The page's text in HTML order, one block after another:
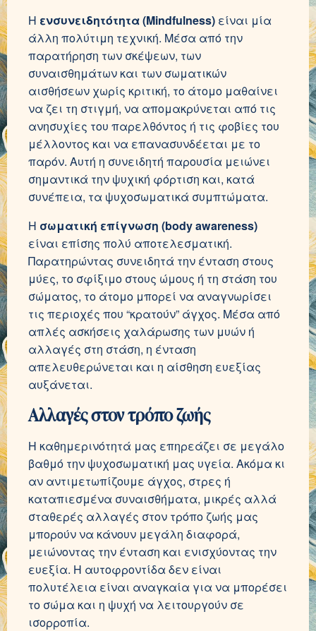
Η ενσυνειδητότητα (Mindfulness) είναι μία
άλλη πολύτιμη τεχνική. Μέσα από την
παρατήρηση των σκέψεων, των
συναισθημάτων και των σωματικών
αισθήσεων χωρίς κριτική, το άτομο μαθαίνει
να ζει τη στιγμή, να απομακρύνεται από τις
ανησυχίες του παρελθόντος ή τις φοβίες του
μέλλοντος και να επανασυνδέεται με το
παρόν. Αυτή η συνειδητή παρουσία μειώνει
σημαντικά την ψυχική φόρτιση και, κατά
συνέπεια, τα ψυχοσωματικά συμπτώματα.
Η σωματική επίγνωση (body awareness)
είναι επίσης πολύ αποτελεσματική.
Παρατηρώντας συνειδητά την ένταση στους
μύες, το σφίξιμο στους ώμους ή τη στάση του
σώματος, το άτομο μπορεί να αναγνωρίσει
τις περιοχές που “κρατούν” άγχος. Μέσα από
απλές ασκήσεις χαλάρωσης των μυών ή
αλλαγές στη στάση, η ένταση
απελευθερώνεται και η αίσθηση ευεξίας
αυξάνεται.
Αλλαγές στον τρόπο ζωής
Η καθημερινότητά μας επηρεάζει σε μεγάλο
βαθμό την ψυχοσωματική μας υγεία. Ακόμα κι
αν αντιμετωπίζουμε άγχος, στρες ή
καταπιεσμένα συναισθήματα, μικρές αλλά
σταθερές αλλαγές στον τρόπο ζωής μας
μπορούν να κάνουν μεγάλη διαφορά,
μειώνοντας την ένταση και ενισχύοντας την
ευεξία. Η αυτοφροντίδα δεν είναι
πολυτέλεια είναι αναγκαία για να μπορέσει
το σώμα και η ψυχή να λειτουργούν σε
ισορροπία.